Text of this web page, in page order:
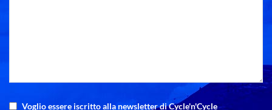
Voglio essere iscritto alla newsletter di Cycle'n'Cycle